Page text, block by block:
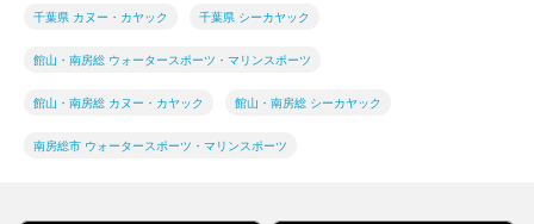
千葉県 カヌー・カヤック 千葉県 シーカヤック
館山・南房総 ウォータースポーツ・マリンスポーツ
館山・南房総 カヌー・カヤック 館山・南房総 シーカヤック
南房総市 ウォータースポーツ・マリンスポーツ